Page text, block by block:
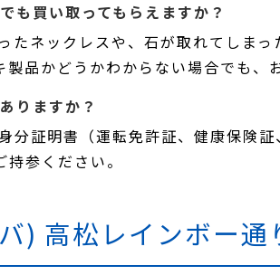
も買い取ってもらえますか？
たネックレスや、石が取れてしま
品かどうかわからない場合でも、
りますか？
分証明書（運転免許証、健康保険
参ください。
) 高松レインボー